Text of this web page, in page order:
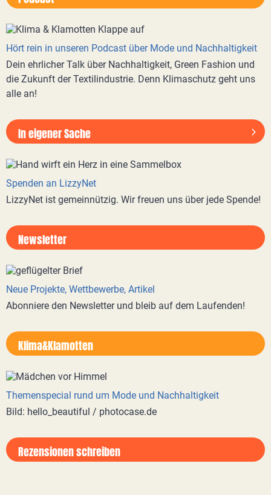
Hört rein in unseren Podcast über Mode und Nachhaltigkeit
Dein ehrlicher Talk über Nachhaltigkeit, Green Fashion und
die Zukunft der Textilindustrie. Denn Klimaschutz geht uns
alle an!
In eigener Sache
Spenden an LizzyNet
LizzyNet ist gemeinnützig. Wir freuen uns über jede Spende!
Newsletter
Neue Projekte, Wettbewerbe, Artikel
Abonniere den Newsletter und bleib auf dem Laufenden!
Klima&Klamotten
Themenspecial rund um Mode und Nachhaltigkeit
Bild: hello_beautiful / photocase.de
Rezensionen schreiben